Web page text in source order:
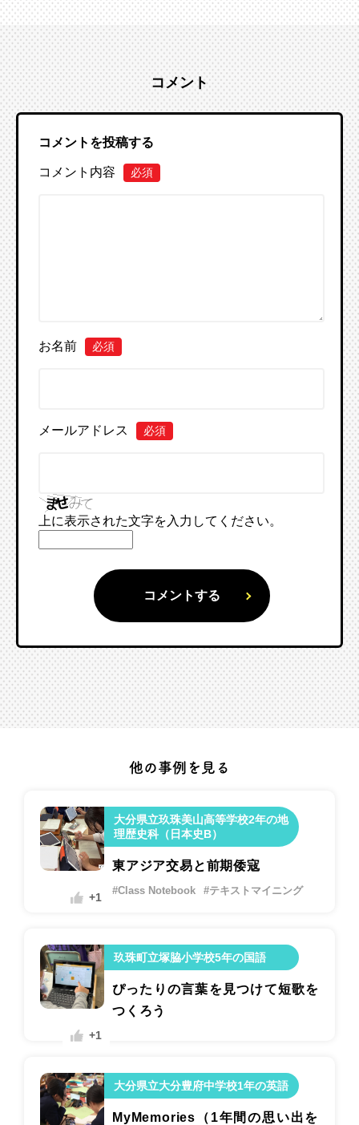
コメント
コメントを投稿する
コメント内容 必須
お名前 必須
メールアドレス 必須
上に表示された文字を入力してください。
他の事例を見る
大分県立玖珠美山高等学校2年の地
理歴史科（日本史B）
+1
東アジア交易と前期倭寇
#Class Notebook #テキストマイニング
玖珠町立塚脇小学校5年の国語
+1
ぴったりの言葉を見つけて短歌を
つくろう
大分県立大分豊府中学校1年の英語
MyMemories（1年間の思い出を